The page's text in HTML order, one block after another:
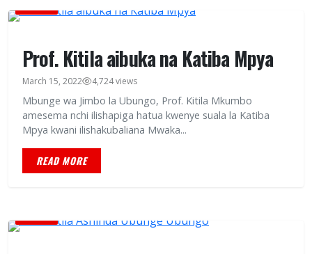
Prof. Kitila aibuka na Katiba Mpya
March 15, 2022 4,724 views
Mbunge wa Jimbo la Ubungo, Prof. Kitila Mkumbo
amesema nchi ilishapiga hatua kwenye suala la Katiba
Mpya kwani ilishakubaliana Mwaka...
READ MORE